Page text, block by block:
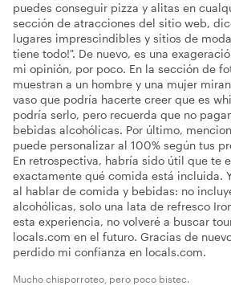
puedes conseguir pizza y alitas en
sección de atracciones del sitio web,
lugares imprescindibles y sitios de
tiene todo!". De nuevo, es una
mi opinión, por poco. En la sección de
muestran a un hombre y una mujer
vaso que podría hacerte creer que es
podría serlo, pero recuerda que no
bebidas alcohólicas. Por último,
puede personalizar al 100% según tus
En retrospectiva, habría sido útil que te
exactamente qué comida está incluida.
al hablar de comida y bebidas: no
alcohólicas, solo una lata de refresco
esta experiencia, no volveré a buscar
locals.com en el futuro. Gracias de
perdido mi confianza en locals.com.
Mucho chisporroteo, pero poco bistec.